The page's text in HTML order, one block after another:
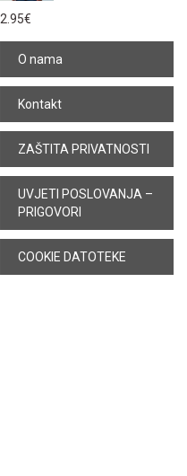
2.95€
O nama
Kontakt
ZAŠTITA PRIVATNOSTI
UVJETI POSLOVANJA –
PRIGOVORI
COOKIE DATOTEKE